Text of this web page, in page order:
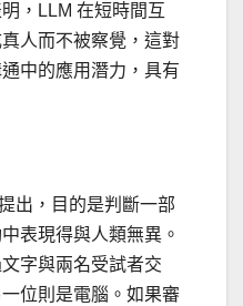
，LLM 在短時間互
人而不被察覺，這對
中的應用潛力，具有
出，目的是判斷一部
表現得與人類無異。
字與兩名受試者交
位則是電腦。如果審